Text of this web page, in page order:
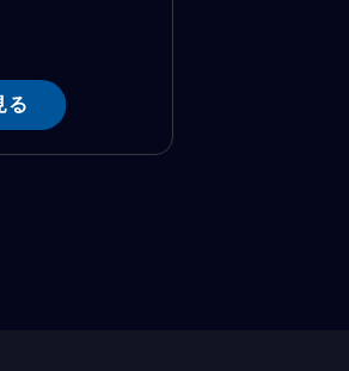
る